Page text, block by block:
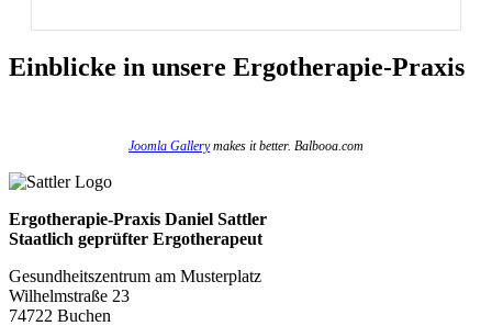
Einblicke in unsere Ergotherapie-Praxis
Joomla Gallerymakes it better. Balbooa.com
Ergotherapie-Praxis Daniel Sattler
Staatlich geprüfter Ergotherapeut
Gesundheitszentrum am Musterplatz
Wilhelmstraße 23
74722 Buchen